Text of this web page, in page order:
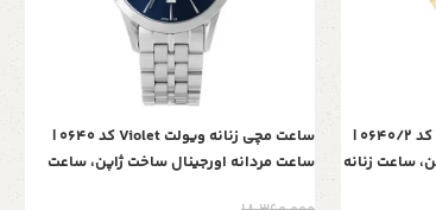
ساعت مچی زنانه ویولت Violet کد 0640/2 |
ساعت زنانه
ساعت مچی زنانه ویولت Violet کد 0640 |
ساعت مردانه اورجینال ساخت ژاپن، ساعت